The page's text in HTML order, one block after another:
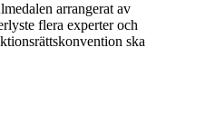
arrangerat av
flera experter och
ska